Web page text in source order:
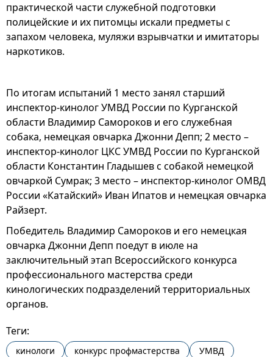
практической части служебной подготовки
полицейские и их питомцы искали предметы с
запахом человека, муляжи взрывчатки и имитаторы
наркотиков.
По итогам испытаний 1 место занял старший
инспектор-кинолог УМВД России по Курганской
области Владимир Самороков и его служебная
собака, немецкая овчарка Джонни Депп; 2 место –
инспектор-кинолог ЦКС УМВД России по Курганской
области Константин Гладышев с собакой немецкой
овчаркой Сумрак; 3 место – инспектор-кинолог ОМВД
России «Катайский» Иван Ипатов и немецкая овчарка
Райзерт.
Победитель Владимир Самороков и его немецкая
овчарка Джонни Депп поедут в июле на
заключительный этап Всероссийского конкурса
профессионального мастерства среди
кинологических подразделений территориальных
органов.
Теги:
кинологи конкурс профмастерства УМВД